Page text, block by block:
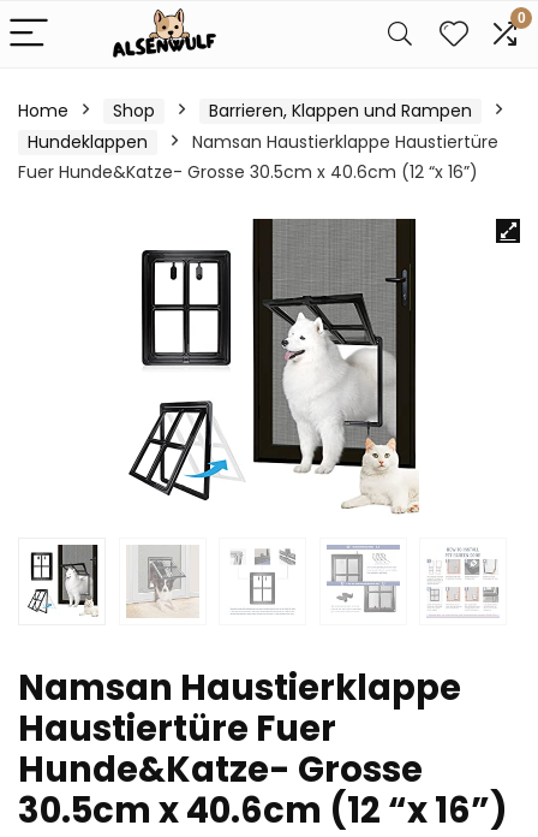
0
Home Shop
Barrieren, Klappen und Rampen
Hundeklappen
Namsan Haustierklappe Haustiertüre
Fuer Hunde&Katze- Grosse 30.5cm x 40.6cm (12 “x 16”)
Namsan Haustierklappe
Haustiertüre Fuer
Hunde&Katze- Grosse
30.5cm x 40.6cm (12 “x 16”)